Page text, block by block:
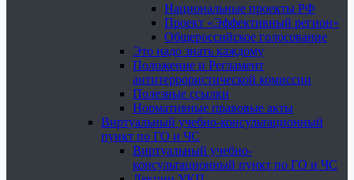
Национальные проекты РФ
Проект «Эффективный регион»
Общероссийское голосование
Это надо знать каждому
Положение и Регламент
антитеррористической комиссии
Полезные ссылки
Нормативные правовые акты
Виртуальный учебно-консультационный
пункт по ГО и ЧС
Виртуальный учебно-
консультационный пункт по ГО и ЧС